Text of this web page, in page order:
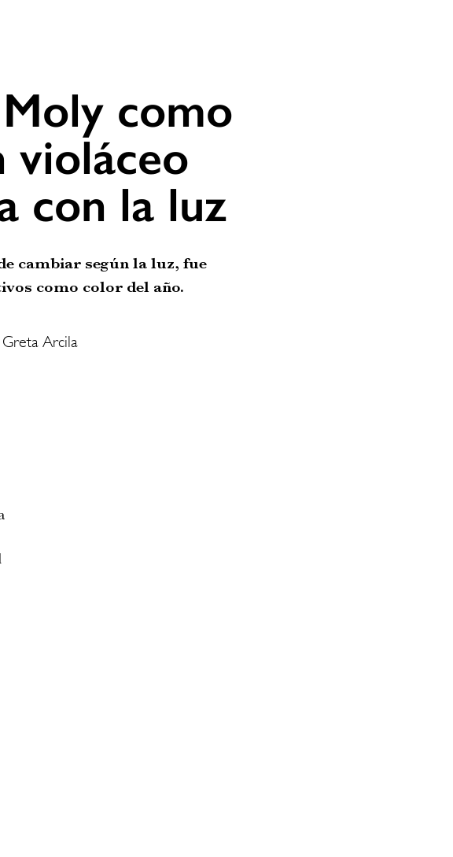
como
violáceo
con la luz
cambiar según la luz, fue
como color del año.
Arcila